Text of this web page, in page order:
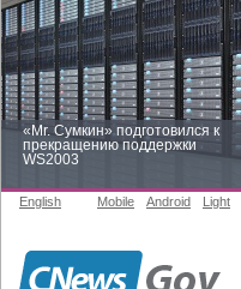
«Mr. Сумкин» подготовился к
прекращению поддержки
WS2003
English Mobile Android Light